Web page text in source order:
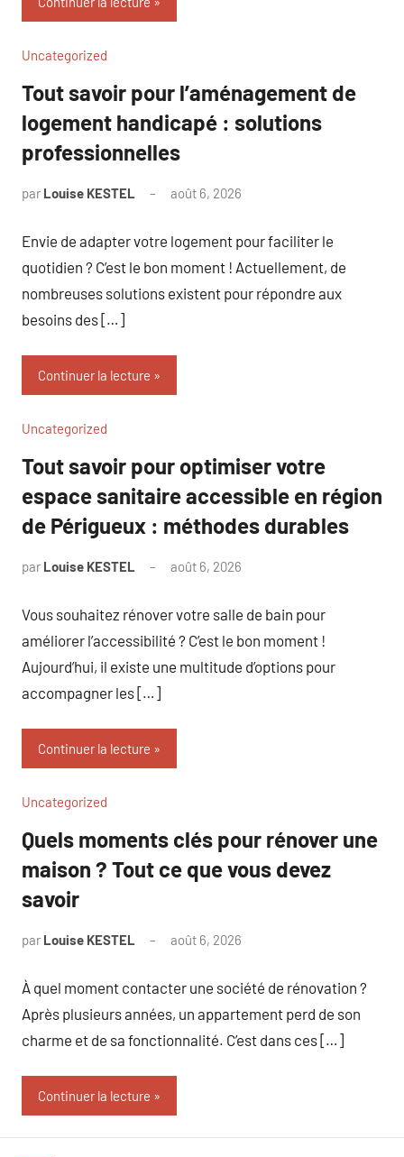
Uncategorized
Tout savoir pour l’aménagement de
logement handicapé : solutions
professionnelles
par Louise KESTEL août 6, 2026
Envie de adapter votre logement pour faciliter le
quotidien ? C’est le bon moment ! Actuellement, de
nombreuses solutions existent pour répondre aux
besoins des […]
Continuer la lecture
Uncategorized
Tout savoir pour optimiser votre
espace sanitaire accessible en région
de Périgueux : méthodes durables
par Louise KESTEL août 6, 2026
Vous souhaitez rénover votre salle de bain pour
améliorer l’accessibilité ? C’est le bon moment !
Aujourd’hui, il existe une multitude d’options pour
accompagner les […]
Continuer la lecture
Uncategorized
Quels moments clés pour rénover une
maison ? Tout ce que vous devez
savoir
par Louise KESTEL août 6, 2026
À quel moment contacter une société de rénovation ?
Après plusieurs années, un appartement perd de son
charme et de sa fonctionnalité. C’est dans ces […]
Continuer la lecture